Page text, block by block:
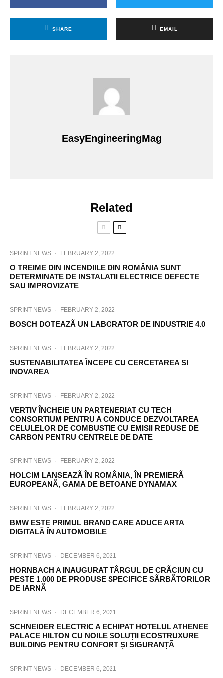
SHARE EMAIL
EasyEngineeringMag
Related
SPRINT NEWS · FEBRUARY 2, 2022
O TREIME DIN INCENDIILE DIN ROMÂNIA SUNT
DETERMINATE DE INSTALATII ELECTRICE DEFECTE
SAU IMPROVIZATE
SPRINT NEWS · FEBRUARY 2, 2022
BOSCH DOTEAZÃ UN LABORATOR DE INDUSTRIE 4.0
SPRINT NEWS · FEBRUARY 2, 2022
SUSTENABILITATEA ÎNCEPE CU CERCETAREA SI
INOVAREA
SPRINT NEWS · FEBRUARY 2, 2022
VERTIV ÎNCHEIE UN PARTENERIAT CU TECH
CONSORTIUM PENTRU A CONDUCE DEZVOLTAREA
CELULELOR DE COMBUSTIE CU EMISII REDUSE DE
CARBON PENTRU CENTRELE DE DATE
SPRINT NEWS · FEBRUARY 2, 2022
HOLCIM LANSEAZÃ ÎN ROMÂNIA, ÎN PREMIERÃ
EUROPEANÃ, GAMA DE BETOANE DYNAMAX
SPRINT NEWS · FEBRUARY 2, 2022
BMW ESTE PRIMUL BRAND CARE ADUCE ARTA
DIGITALÃ ÎN AUTOMOBILE
SPRINT NEWS · DECEMBER 6, 2021
HORNBACH A INAUGURAT TÂRGUL DE CRÃCIUN CU
PESTE 1.000 DE PRODUSE SPECIFICE SÃRBÃTORILOR
DE IARNÃ
SPRINT NEWS · DECEMBER 6, 2021
SCHNEIDER ELECTRIC A ECHIPAT HOTELUL ATHENEE
PALACE HILTON CU NOILE SOLUȚII ECOSTRUXURE
BUILDING PENTRU CONFORT ȘI SIGURANȚÃ
SPRINT NEWS · DECEMBER 6, 2021